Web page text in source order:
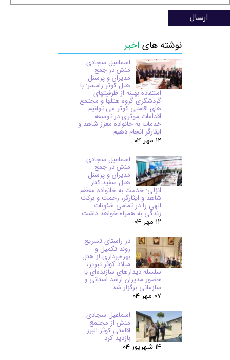
ارسال
نوشته های اخیر
اسماعیل سجادی
منش در جمع
مدیران و پرسنل
هتل کوثر رامسر: با
استفاده بهینه از ظرفیتهای
گردشگری گروه هتلها و مجتمع
های اقامتی کوثر می توانیم
اقدامات موثری در توسعه
خدمات به خانواده معزز شاهد و
ایثارگر انجام دهیم
۱۲ مهر ۰۴
اسماعیل سجادی
منش در جمع
مدیران و پرسنل
هتل سفید کنار
انزلی: خدمت به خانواده معظم
شاهد و ایثارگر، رحمت و برکت
الهی را در تمامی شئونات
زندگی به همراه خواهد داشت.
۱۲ مهر ۰۴
در راستای تسریع
روند تکمیل و
بهره‌برداری از هتل
میلاد کوثر تبریز،
سلسله دیدارهای سازنده‌ای با
حضور مدیران ارشد استانی و
سازمانی برگزار شد
۰۷ مهر ۰۴
اسماعیل سجادی
منش از مجتمع
اقامتی کوثر البرز
بازدید کرد
۱۴ شهریور ۰۴